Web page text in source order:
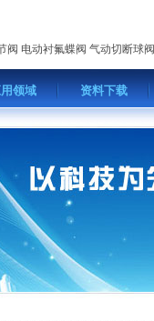
阀 电动衬氟蝶阀 气动切断球阀
领域 资料下载